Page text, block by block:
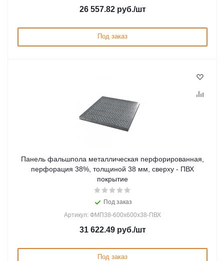
26 557.82руб./шт
Под заказ
Панель фальшпола металлическая перфорированная,
перфорация 38%, толщиной 38 мм, сверху - ПВХ
покрытие
Под заказ
Артикул: ФМП38-600х600х38-ПВХ
31 622.49руб./шт
Под заказ